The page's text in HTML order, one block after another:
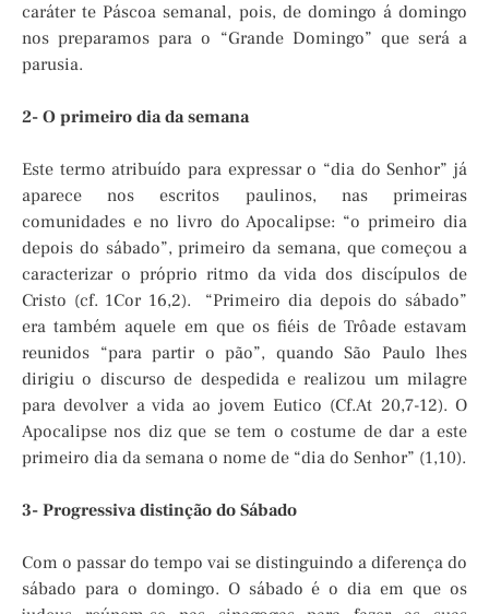
caráter te Páscoa semanal, pois, de domingo á domingo
nos preparamos para o “Grande Domingo” que será a
parusia.
2- O primeiro dia da semana
Este termo atribuído para expressar o “dia do Senhor” já
aparece nos escritos paulinos, nas primeiras
comunidades e no livro do Apocalipse: “o primeiro dia
depois do sábado”, primeiro da semana, que começou a
caracterizar o próprio ritmo da vida dos discípulos de
Cristo (cf. 1Cor 16,2). “Primeiro dia depois do sábado”
era também aquele em que os fiéis de Trôade estavam
reunidos “para partir o pão”, quando São Paulo lhes
dirigiu o discurso de despedida e realizou um milagre
para devolver a vida ao jovem Eutico (Cf.At 20,7-12). O
Apocalipse nos diz que se tem o costume de dar a este
primeiro dia da semana o nome de “dia do Senhor” (1,10).
3- Progressiva distinção do Sábado
Com o passar do tempo vai se distinguindo a diferença do
sábado para o domingo. O sábado é o dia em que os